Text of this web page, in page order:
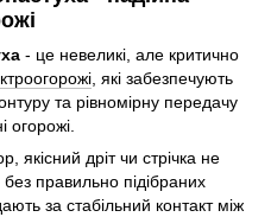
- це невеликі, але критично
, які забезпечують
та рівномірну передачу
огорожі.
якісний дріт чи стрічка не
правильно підібраних
за стабільний контакт між